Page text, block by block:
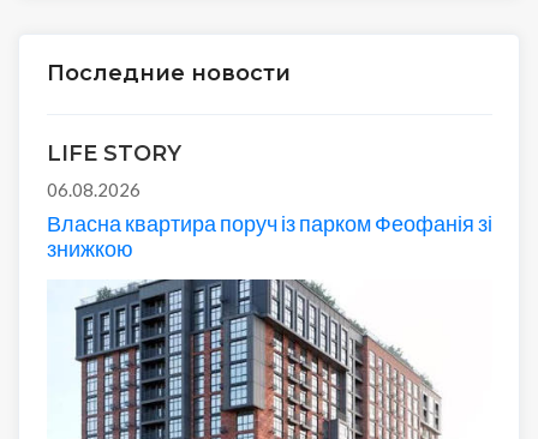
Последние новости
LIFE STORY
06.08.2026
Власна квартира поруч із парком Феофанія зі
знижкою